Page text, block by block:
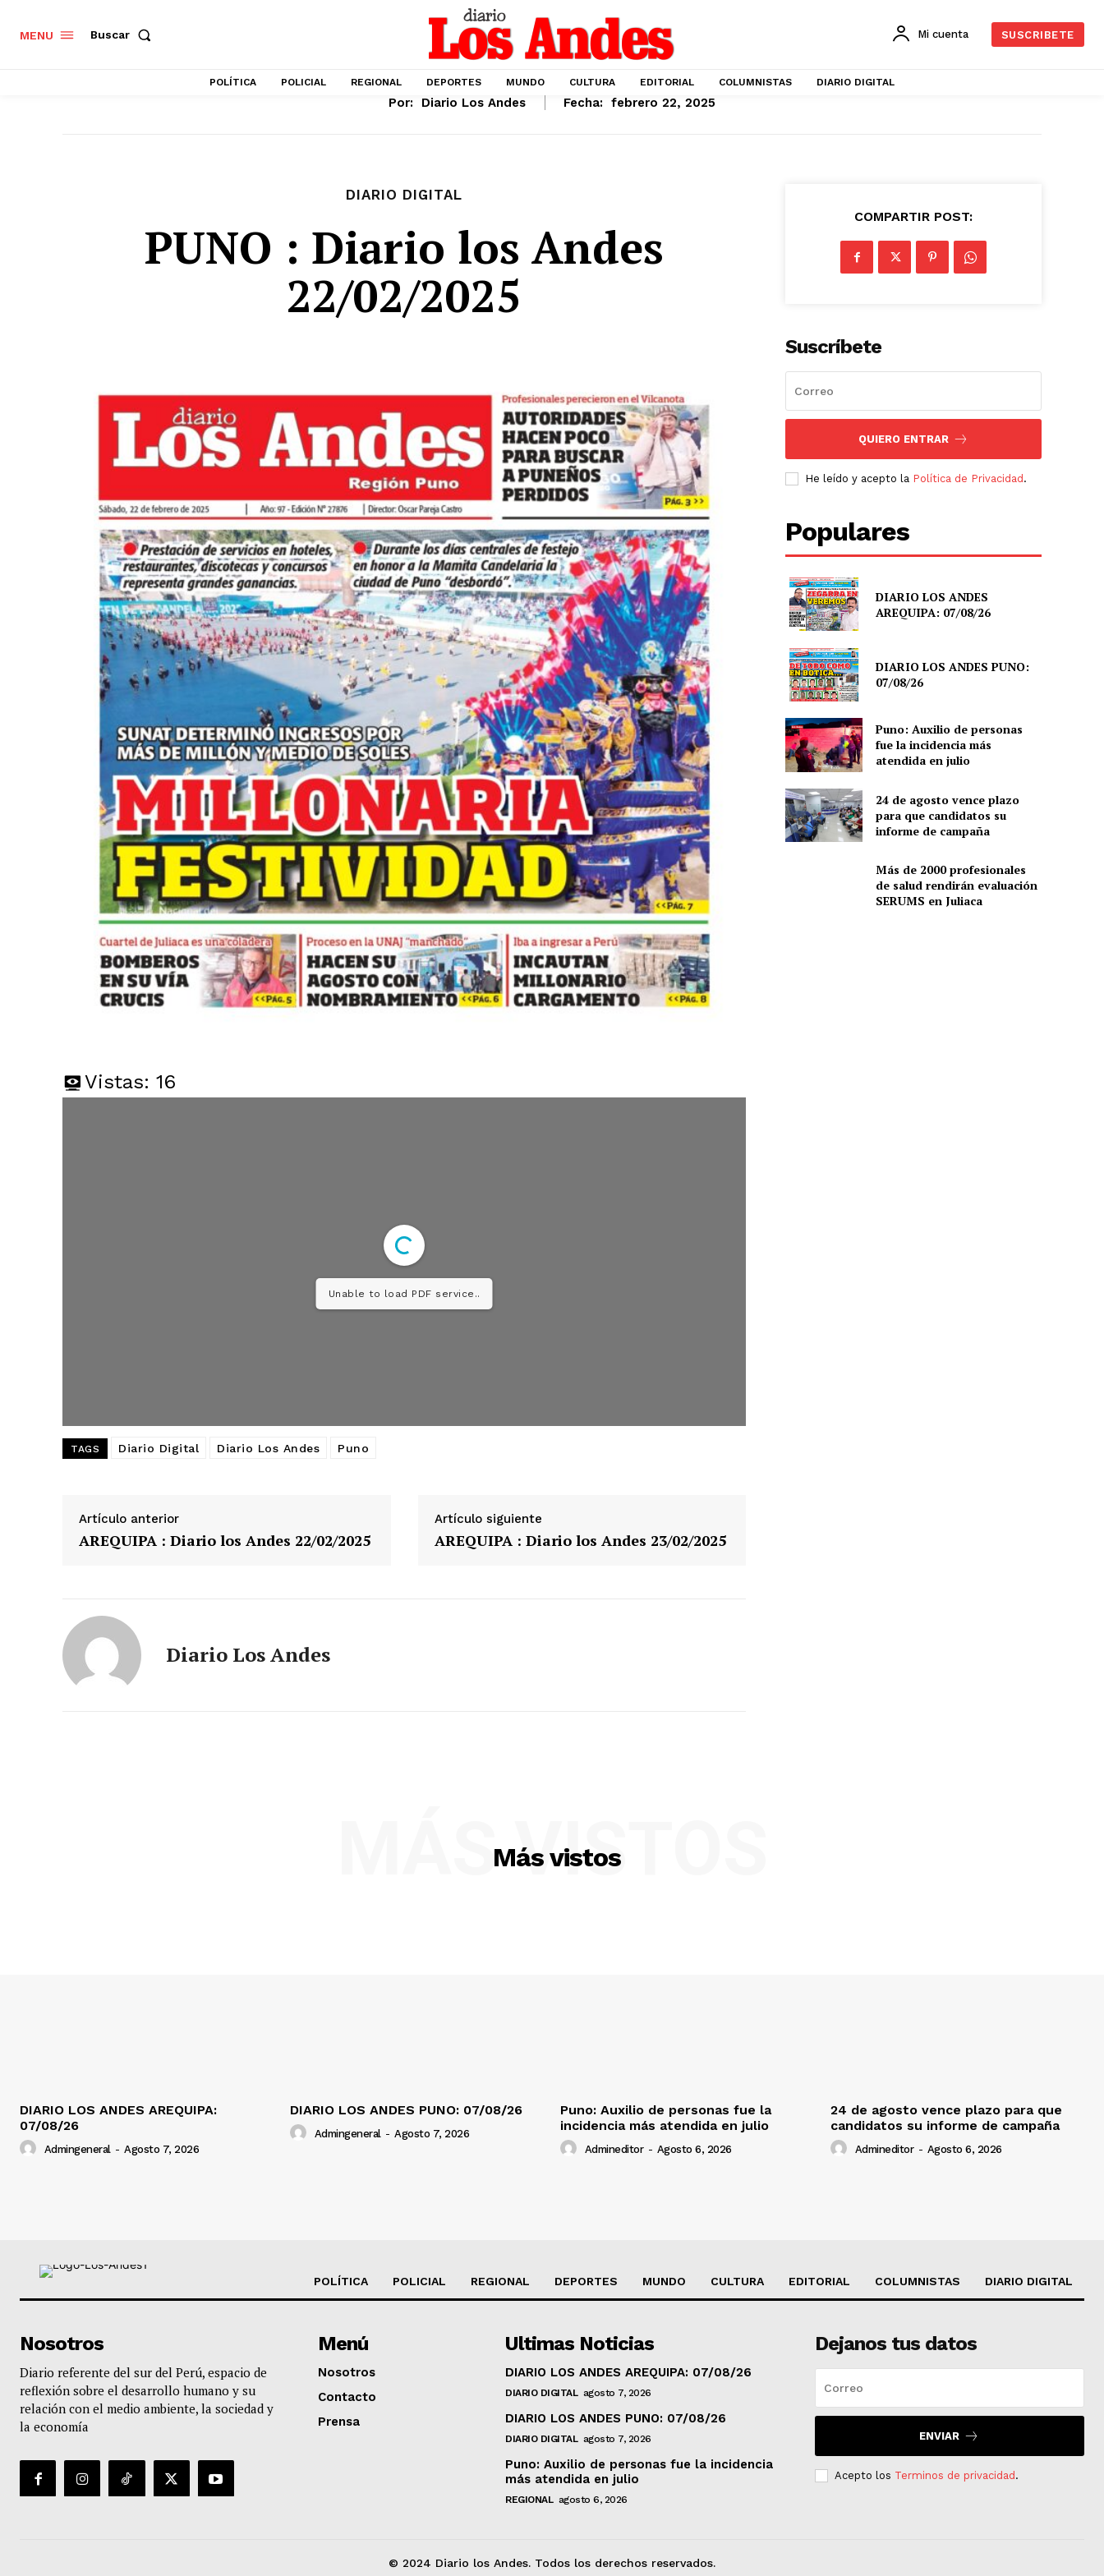
MENU Buscar Mi cuenta SUSCRIBETE
POLÍTICA POLICIAL REGIONAL DEPORTES MUNDO CULTURA EDITORIAL COLUMNISTAS DIARIO DIGITAL
Por: Diario Los Andes Fecha: febrero 22, 2025
DIARIO DIGITAL
PUNO : Diario los Andes
22/02/2025
Vistas: 16
Unable to load PDF service..
TAGS Diario Digital Diario Los Andes Puno
Artículo anterior
AREQUIPA : Diario los Andes 22/02/2025
Artículo siguiente
AREQUIPA : Diario los Andes 23/02/2025
Diario Los Andes
COMPARTIR POST:
Suscríbete
QUIERO ENTRAR
He leído y acepto la Política de Privacidad .
Populares
DIARIO LOS ANDES
AREQUIPA: 07/08/26
DIARIO LOS ANDES PUNO:
07/08/26
Puno: Auxilio de personas
fue la incidencia más
atendida en julio
24 de agosto vence plazo
para que candidatos su
informe de campaña
Más de 2000 profesionales
de salud rendirán evaluación
SERUMS en Juliaca
Más vistos
MÁS VISTOS
DIARIO LOS ANDES AREQUIPA:
07/08/26
Admingeneral - Agosto 7, 2026
DIARIO LOS ANDES PUNO: 07/08/26
Admingeneral - Agosto 7, 2026
Puno: Auxilio de personas fue la
incidencia más atendida en julio
Admineditor - Agosto 6, 2026
24 de agosto vence plazo para que
candidatos su informe de campaña
Admineditor - Agosto 6, 2026
POLÍTICA POLICIAL REGIONAL DEPORTES MUNDO CULTURA EDITORIAL COLUMNISTAS DIARIO DIGITAL
Nosotros
Diario referente del sur del Perú, espacio de
reflexión sobre el desarrollo humano y su
relación con el medio ambiente, la sociedad y
la economía
Menú
Nosotros
Contacto
Prensa
Ultimas Noticias
DIARIO LOS ANDES AREQUIPA: 07/08/26
DIARIO DIGITAL agosto 7, 2026
DIARIO LOS ANDES PUNO: 07/08/26
DIARIO DIGITAL agosto 7, 2026
Puno: Auxilio de personas fue la incidencia
más atendida en julio
REGIONAL agosto 6, 2026
Dejanos tus datos
ENVIAR
Acepto los Terminos de privacidad .
© 2024 Diario los Andes. Todos los derechos reservados.